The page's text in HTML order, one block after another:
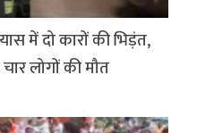
में दो कारों की भिड़ंत,
लोगों की मौत